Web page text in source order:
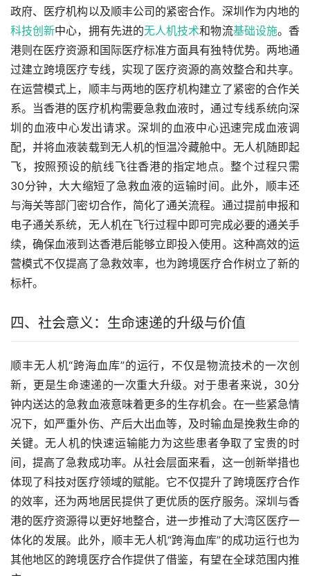
政府、医疗机构以及顺丰公司的紧密合作。深圳作为内地的
科技创新中心，拥有先进的无人机技术和物流基础设施。香
港则在医疗资源和国际医疗标准方面具有独特优势。两地通
过建立跨境医疗专线，实现了医疗资源的高效整合和共享。
在运营模式上，顺丰与两地的医疗机构建立了紧密的合作关
系。当香港的医疗机构需要急救血液时，通过专线系统向深
圳的血液中心发出请求。深圳的血液中心迅速完成血液调
配，并将血液装载到无人机的恒温冷藏舱中。无人机随即起
飞，按照预设的航线飞往香港的指定地点。整个过程只需
30分钟，大大缩短了急救血液的运输时间。此外，顺丰还
与海关等部门密切合作，简化了通关流程。通过提前申报和
电子通关系统，无人机在飞行过程中即可完成必要的通关手
续，确保血液到达香港后能够立即投入使用。这种高效的运
营模式不仅提高了急救效率，也为跨境医疗合作树立了新的
标杆。
四、社会意义：生命速递的升级与价值
顺丰无人机“跨海血库”的运行，不仅是物流技术的一次创
新，更是生命速递的一次重大升级。对于患者来说，30分
钟内送达的急救血液意味着更多的生存机会。在一些紧急情
况下，如严重外伤、产后大出血等，及时输血是挽救生命的
关键。无人机的快速运输能力为这些患者争取了宝贵的时
间，提高了急救成功率。从社会层面来看，这一创新举措也
体现了科技对医疗领域的赋能。它不仅提升了跨境医疗合作
的效率，还为两地居民提供了更优质的医疗服务。深圳与香
港的医疗资源得以更好地整合，进一步推动了大湾区医疗一
体化的发展。此外，顺丰无人机“跨海血库”的成功运行也为
其他地区的跨境医疗合作提供了借鉴，有望在全球范围内推